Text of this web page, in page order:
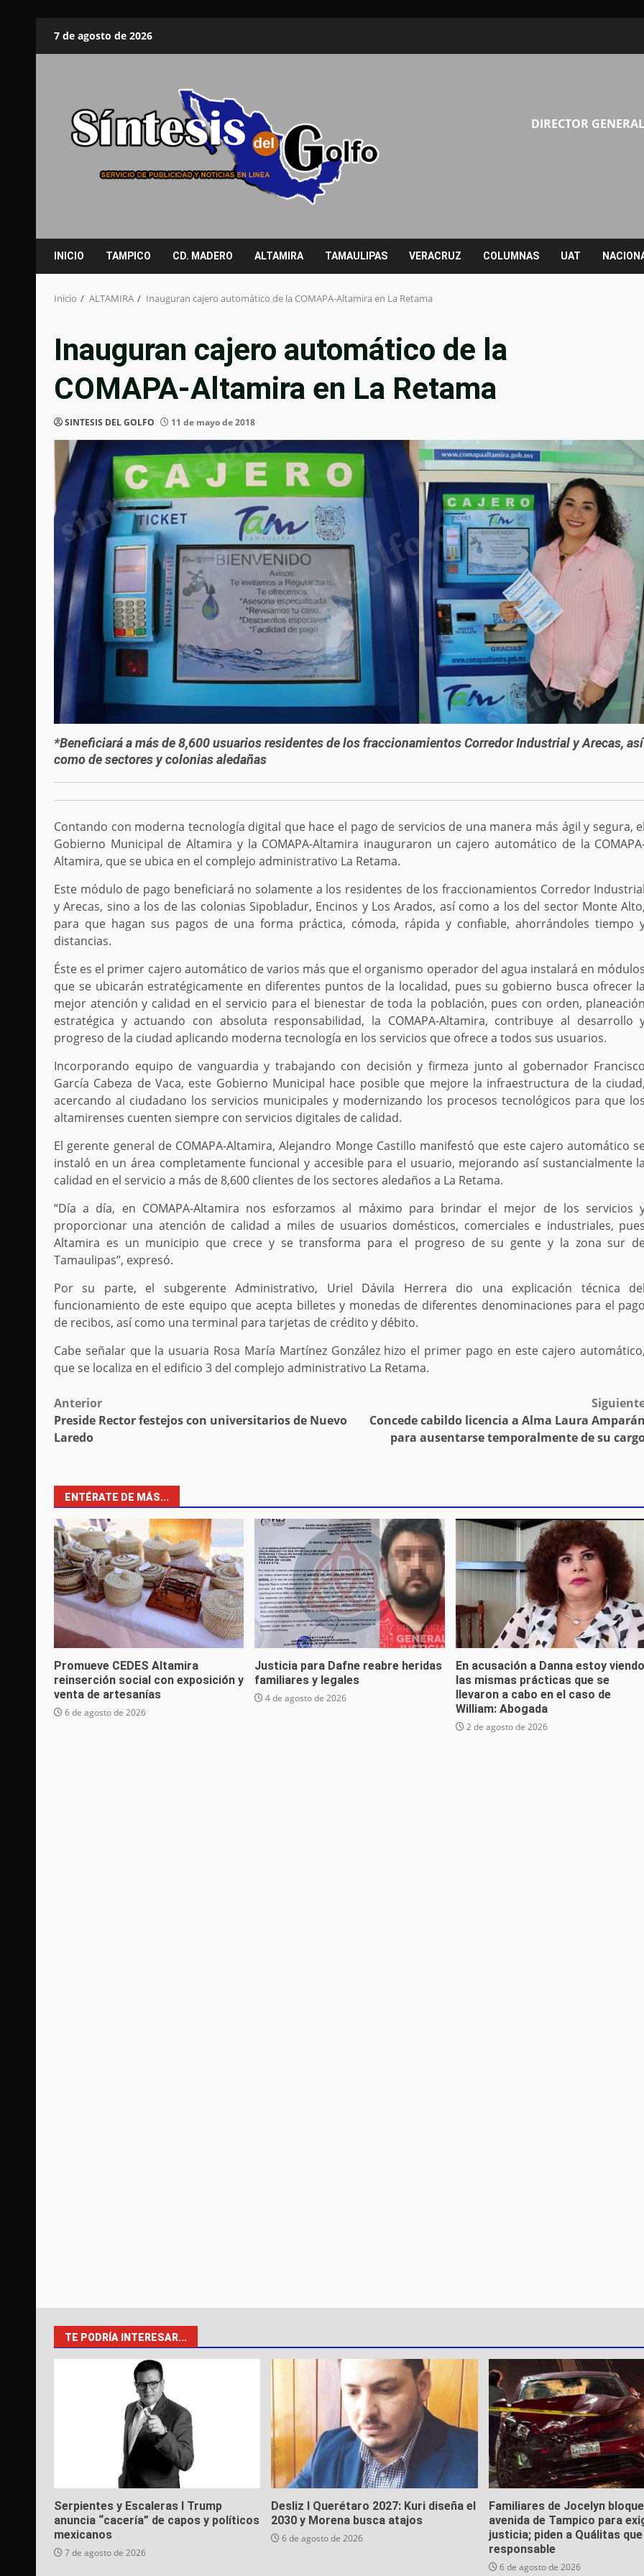
7 de agosto de 2026
DIRECTOR
INICIO TAMPICO CD. MADERO ALTAMIRA TAMAULIPAS VERACRUZ COLUMNAS UAT
Inicio ALTAMIRA Inauguran cajero automático de la COMAPA-Altamira en La Retama
Inauguran cajero automático de la
COMAPA-Altamira en La Retama
SINTESIS DEL GOLFO 11 de mayo de 2018
*Beneficiará a más de 8,600 usuarios residentes de los fraccionamientos Corredor Industrial y Arecas, así
como de sectores y colonias aledañas
Contando con moderna tecnología digital que hace el pago de servicios de una manera más ágil y segura,
Gobierno Municipal de Altamira y la COMAPA-Altamira inauguraron un cajero automático de la
Altamira, que se ubica en el complejo administrativo La Retama.
Este módulo de pago beneficiará no solamente a los residentes de los fraccionamientos Corredor
y Arecas, sino a los de las colonias Sipobladur, Encinos y Los Arados, así como a los del sector Monte
para que hagan sus pagos de una forma práctica, cómoda, rápida y confiable, ahorrándoles tiempo
distancias.
Éste es el primer cajero automático de varios más que el organismo operador del agua instalará en
que se ubicarán estratégicamente en diferentes puntos de la localidad, pues su gobierno busca ofrecer
mejor atención y calidad en el servicio para el bienestar de toda la población, pues con orden,
estratégica y actuando con absoluta responsabilidad, la COMAPA-Altamira, contribuye al desarrollo
progreso de la ciudad aplicando moderna tecnología en los servicios que ofrece a todos sus usuarios.
Incorporando equipo de vanguardia y trabajando con decisión y firmeza junto al gobernador
García Cabeza de Vaca, este Gobierno Municipal hace posible que mejore la infraestructura de la
acercando al ciudadano los servicios municipales y modernizando los procesos tecnológicos para que
altamirenses cuenten siempre con servicios digitales de calidad.
El gerente general de COMAPA-Altamira, Alejandro Monge Castillo manifestó que este cajero automático
instaló en un área completamente funcional y accesible para el usuario, mejorando así sustancialmente
calidad en el servicio a más de 8,600 clientes de los sectores aledaños a La Retama.
“Día a día, en COMAPA-Altamira nos esforzamos al máximo para brindar el mejor de los servicios
proporcionar una atención de calidad a miles de usuarios domésticos, comerciales e industriales,
Altamira es un municipio que crece y se transforma para el progreso de su gente y la zona sur
Tamaulipas’’, expresó.
Por su parte, el subgerente Administrativo, Uriel Dávila Herrera dio una explicación técnica
funcionamiento de este equipo que acepta billetes y monedas de diferentes denominaciones para el
de recibos, así como una terminal para tarjetas de crédito y débito.
Cabe señalar que la usuaria Rosa María Martínez González hizo el primer pago en este cajero
que se localiza en el edificio 3 del complejo administrativo La Retama.
Post
navigation
Anterior
Preside Rector festejos con universitarios de Nuevo
Laredo
Concede cabildo licencia a Alma Laura
para ausentarse temporalmente de su
ENTÉRATE DE MÁS...
Promueve CEDES Altamira
reinserción social con exposición y
venta de artesanías
6 de agosto de 2026
Justicia para Dafne reabre heridas
familiares y legales
4 de agosto de 2026
En acusación a Danna estoy viendo
las mismas prácticas que se
llevaron a cabo en el caso de
William: Abogada
2 de agosto de 2026
TE PODRÍA INTERESAR...
Serpientes y Escaleras I Trump
anuncia “cacería” de capos y políticos
mexicanos
7 de agosto de 2026
Desliz I Querétaro 2027: Kuri diseña el
2030 y Morena busca atajos
6 de agosto de 2026
Familiares de Jocelyn
avenida de Tampico para
justicia; piden a Quálitas
responsable
6 de agosto de 2026